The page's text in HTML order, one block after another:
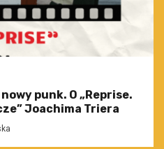
punk. O „Reprise.
Joachima Triera